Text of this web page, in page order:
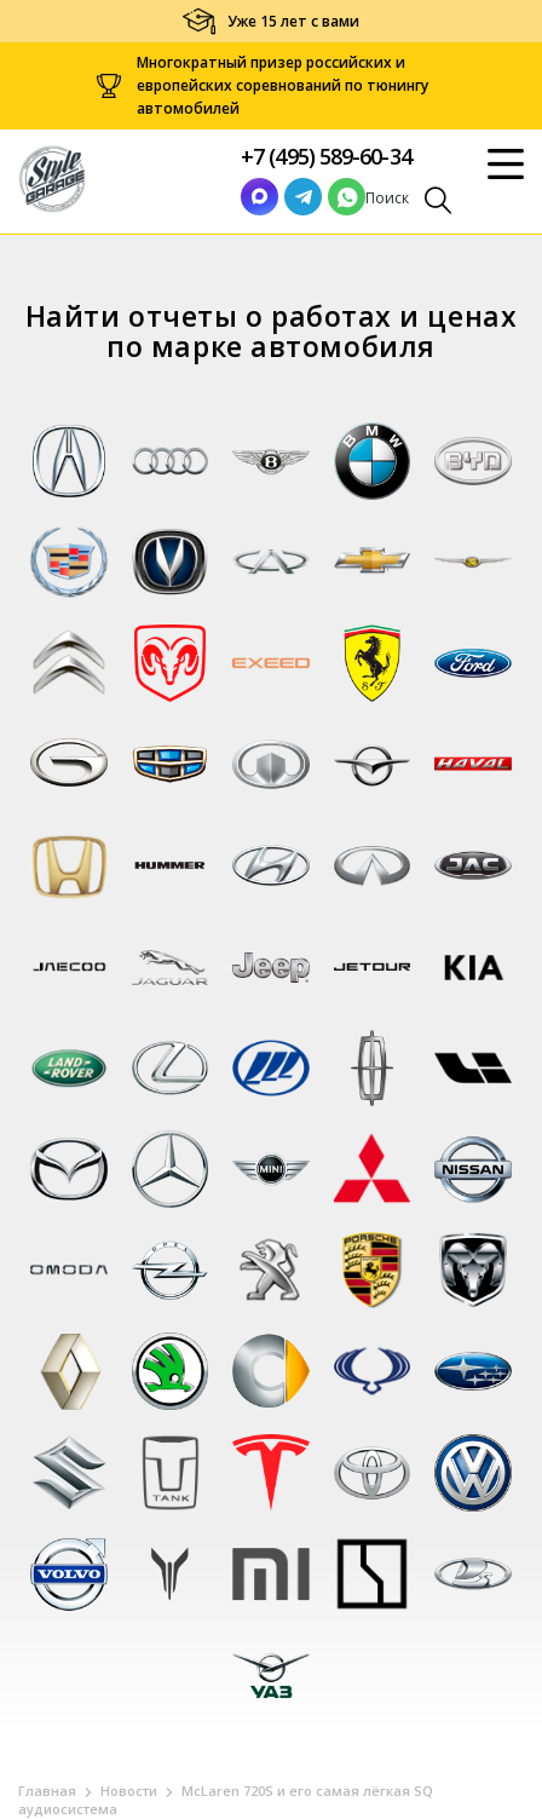
Уже 15 лет с вами
Многократный призер российских и
европейских соревнований по тюнингу
автомобилей
+7 (495) 589-60-34
Поиск
Найти отчеты о работах и ценах
по марке автомобиля
Главная Новости
McLaren 720S и его самая лёгкая SQ
аудиосистема